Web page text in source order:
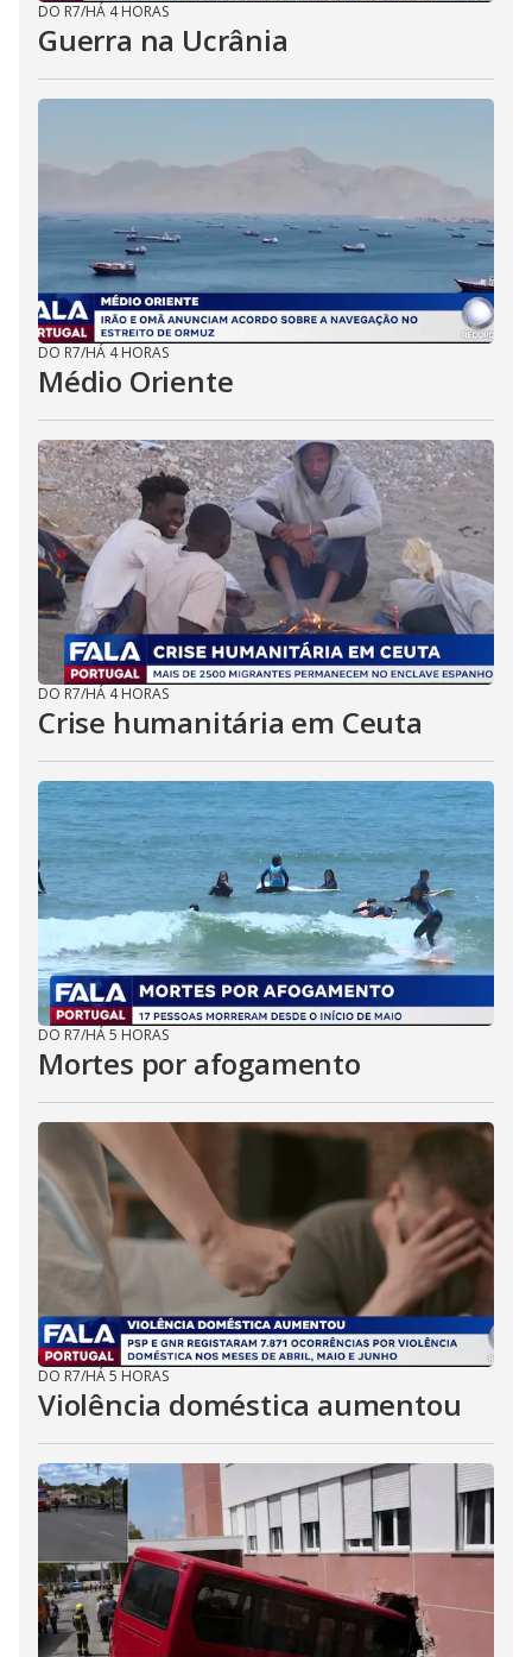
DO R7/HÁ 4 HORAS
Guerra na Ucrânia
DO R7/HÁ 4 HORAS
Médio Oriente
DO R7/HÁ 4 HORAS
Crise humanitária em Ceuta
DO R7/HÁ 5 HORAS
Mortes por afogamento
DO R7/HÁ 5 HORAS
Violência doméstica aumentou